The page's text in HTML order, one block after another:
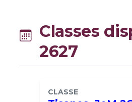
Classes
2627
CLASSE